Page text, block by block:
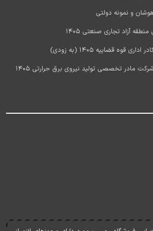
و نمونه دولتی
آزاد تجاری صنعتی 1405
قوه قضاییه 1405 (به زودی)
آخرین اخبار استخدام شرکت مادر تخصصی تولید نیروی برق حرارتی 1405